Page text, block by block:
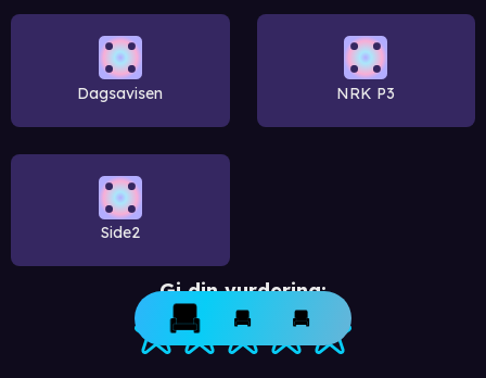
Dagsavisen NRK P3
Side2
Gi din vurdering: